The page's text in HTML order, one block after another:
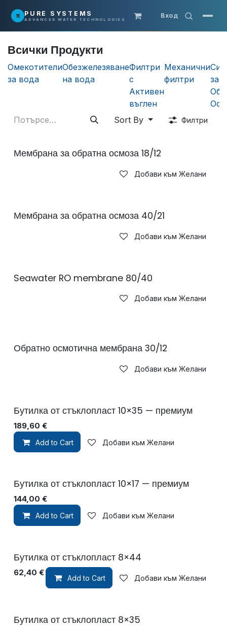
π PURE SYSTEMS
ADVANCED WATER TECHNOLOGIES
Вход
Всички Продукти
Омекотители
за вода
Обезжелезяване
на вода
Филтри
с
Активен
въглен
Механични
филтри
за
Sort By
Филтри
Мембрана за обратна осмоза 18/12
Добави към Желани
Мембрана за обратна осмоза 40/21
Добави към Желани
Seawater RO membrane 80/40
Добави към Желани
Обратно осмотична мембрана 30/12
Добави към Желани
Бутилка от стъклопласт 10×35 — премиум
189,60 €
Add to Cart Добави към Желани
Бутилка от стъклопласт 10×17 — премиум
144,00 €
Add to Cart Добави към Желани
Бутилка от стъклопласт 8×44
62,40 €
Add to Cart Добави към Желани
Бутилка от стъклопласт 8×35